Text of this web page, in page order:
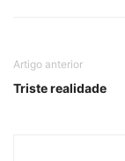
Artigo anterior
Triste realidade